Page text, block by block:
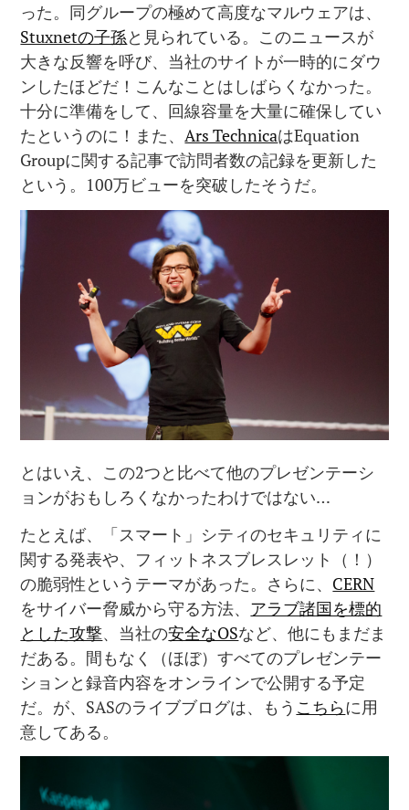
った。同グループの極めて高度なマルウェアは、
Stuxnetの子孫と見られている。このニュースが
大きな反響を呼び、当社のサイトが一時的にダウ
ンしたほどだ！こんなことはしばらくなかった。
十分に準備をして、回線容量を大量に確保してい
たというのに！また、Ars TechnicaはEquation
Groupに関する記事で訪問者数の記録を更新した
という。100万ビューを突破したそうだ。
とはいえ、この2つと比べて他のプレゼンテーシ
ョンがおもしろくなかったわけではない…
たとえば、「スマート」シティのセキュリティに
関する発表や、フィットネスブレスレット（！）
の脆弱性というテーマがあった。さらに、 CERN
をサイバー脅威から守る方法、 アラブ諸国を標的
とした攻撃、当社の安全なOSなど、他にもまだま
だある。間もなく（ほぼ）すべてのプレゼンテー
ションと録音内容をオンラインで公開する予定
だ。が、SASのライブブログは、もう こちらに用
意してある。